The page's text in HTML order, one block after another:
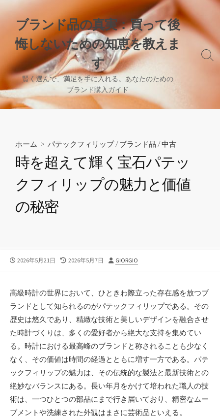
コ
ン
へ
ス
キ
ッ
ブランド品の真実：買って後
悔しないための知恵を教えま
す
賢く選んで、満足を手に入れる。あなたのための
ブランド購入ガイド
検
ホーム > パテックフィリップ/ブランド品 /中古
時を超えて輝く宝石パテッ
クフィリップの魅力と価値
の秘密
公
2026年5月21日
最
日
2026年5月7日
投
GIORGIO
高級時計の世界において、ひときわ際立った存在感を放つブ
ランドとして知られるのがパテックフィリップである。 その
歴史は悠久であり、精緻な技術と美しいデザインを融合させ
た時計づくりは、多くの愛好者から絶大な支持を集めてい
る。時計における最高峰のブランドと称されることも少なく
なく、その価値は時間の経過とともに増す一方である。パテ
ックフィリップの魅力は、その伝統的な製法と最新技術との
絶妙なバランスにある。長い年月をかけて培われた職人の技
術は、一つひとつの部品にまで行き届いており、精密なムー
ブメントや洗練された外観はまさに芸術品といえる。